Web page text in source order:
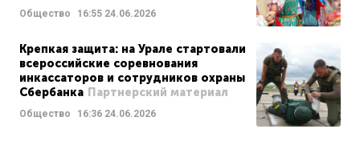
Общество 16:55 24.06.2026
Крепкая защита: на Урале стартовали
всероссийские соревнования
инкассаторов и сотрудников охраны
Сбербанка Партнерский материал
Общество 16:36 24.06.2026